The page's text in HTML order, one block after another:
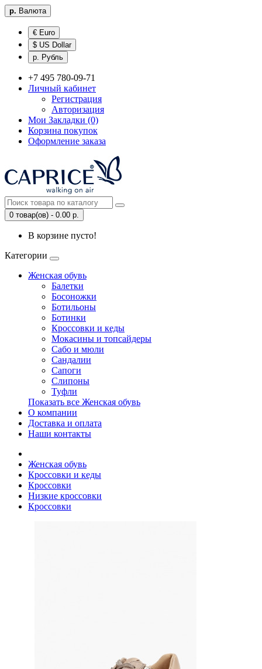
р. Валюта
€ Euro
$ US Dollar
р. Рубль
+7 495 780-09-71
Личный кабинет
Регистрация
Авторизация
Мои Закладки (0)
Корзина покупок
Оформление заказа
0 товар(ов) - 0.00 р.
В корзине пусто!
Категории
Женская обувь
Балетки
Босоножки
Ботильоны
Ботинки
Кроссовки и кеды
Мокасины и топсайдеры
Сабо и мюли
Сандалии
Сапоги
Слипоны
Туфли
Показать все Женская обувь
О компании
Доставка и оплата
Наши контакты
Женская обувь
Кроссовки и кеды
Кроссовки
Низкие кроссовки
Кроссовки